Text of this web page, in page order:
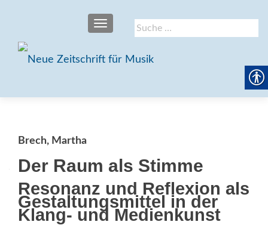
Suche
nach:
SCHALTE NAVIGATION
Brech, Martha
Der Raum als Stimme
Resonanz und Reflexion als
Gestaltungsmittel in der
Klang- und Medienkunst